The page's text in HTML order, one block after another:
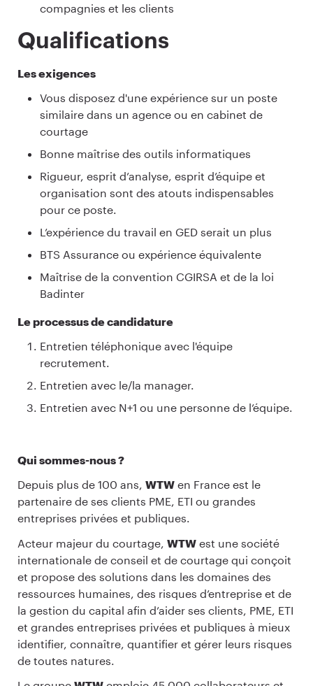
compagnies et les clients
Qualifications
Les exigences
Vous disposez d'une expérience sur un poste
similaire dans un agence ou en cabinet de
courtage
Bonne maîtrise des outils informatiques
Rigueur, esprit d’analyse, esprit d’équipe et
organisation sont des atouts indispensables
pour ce poste.
L’expérience du travail en GED serait un plus
BTS Assurance ou expérience équivalente
Maîtrise de la convention CGIRSA et de la loi
Badinter
Le processus de candidature
Entretien téléphonique avec l'équipe
recrutement.
Entretien avec le/la manager.
Entretien avec N+1 ou une personne de l’équipe.
Qui sommes-nous ?
Depuis plus de 100 ans, WTW en France est le
partenaire de ses clients PME, ETI ou grandes
entreprises privées et publiques.
Acteur majeur du courtage, WTW est une société
internationale de conseil et de courtage qui conçoit
et propose des solutions dans les domaines des
ressources humaines, des risques d’entreprise et de
la gestion du capital afin d’aider ses clients, PME, ETI
et grandes entreprises privées et publiques à mieux
identifier, connaître, quantifier et gérer leurs risques
de toutes natures.